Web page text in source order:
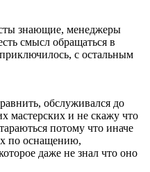
знающие, менеджеры
смысл обращаться в
с остальным
обслуживался до
мастерских и не скажу что
потому что иначе
по оснащению,
даже не знал что оно